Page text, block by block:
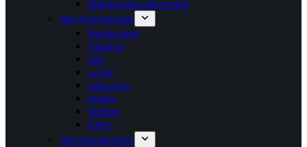
Månadssten december
Alla Stjärntecken
Stenbocken
Fiskarna
Våg
Lejon
Vattuman
Kräfta
Skytten
Oxen
Alla kristallsyften